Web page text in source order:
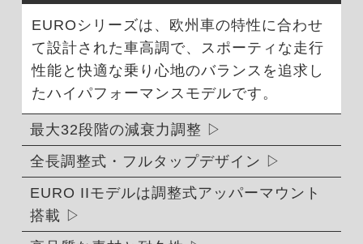
EUROシリーズは、欧州車の特性に合わせ
て設計された車高調で、スポーティな走行
性能と快適な乗り心地のバランスを追求し
たハイパフォーマンスモデルです。
最大32段階の減衰力調整
全長調整式・フルタップデザイン
EURO IIモデルは調整式アッパーマウント
搭載